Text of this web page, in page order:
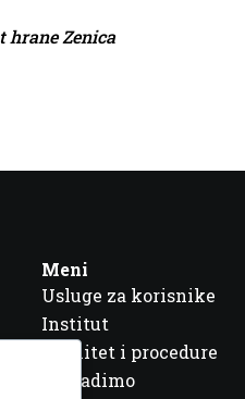
Zenica
Meni
Usluge za korisnike
Institut
Kvalitet i procedure
Šta radimo